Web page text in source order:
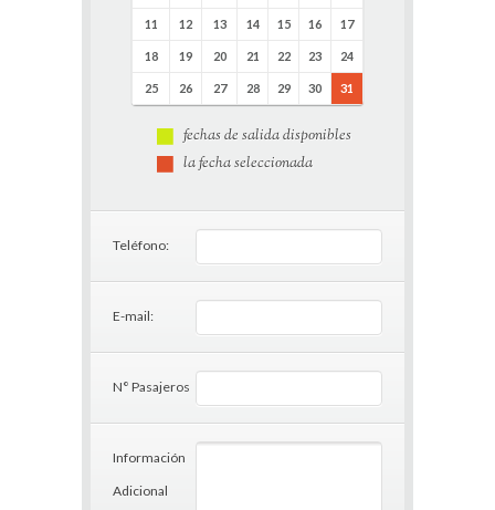
11 12 13 14 15 16 17
18 19 20 21 22 23 24
25 26 27 28 29 30 31
fechas de salida disponibles
la fecha seleccionada
Teléfono:
E-mail:
N° Pasajeros
Información
Adicional